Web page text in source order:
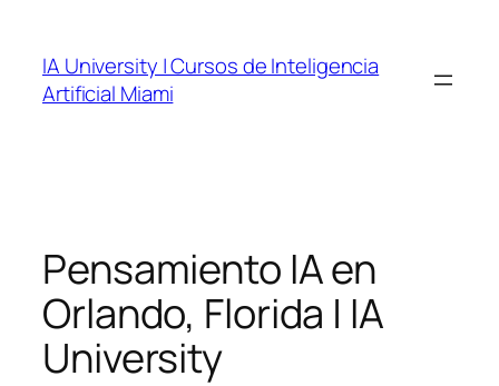
content
IA University | Cursos de Inteligencia
Artificial Miami
Pensamiento IA en
Orlando, Florida | IA
University